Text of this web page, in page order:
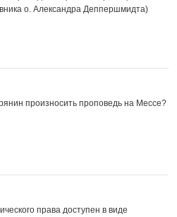
о. Александра Деппершмидта)
произносить проповедь на Мессе?
права доступен в виде